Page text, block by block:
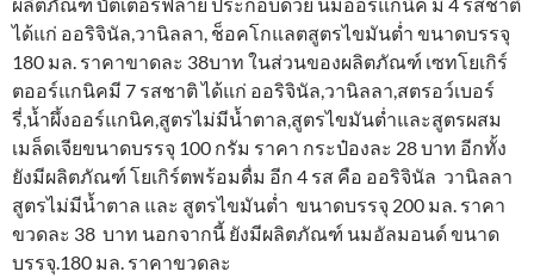
ผลิตภัณฑ์ บัตเตอร์ฟลาย ประกอบด้วย นมออร์แกนิค มี 4 รสชาติ
ได้แก่ ออริจินัล,วานิลลา, ช็อคโกแลตสูตรไขมันต่ำ ขนาดบรรจุ
180 มล. ราคาขาดละ 38บาท ในส่วนของผลิตภัณฑ์ เซทโยเกิร์
ตออร์แกนิคมี 7 รสชาติ ได้แก่ ออริจินัล,วานิลลา,สตรอว์เบอร์
รี่,น้ำผึ้งออร์แกนิค,สูตรไม่มีน้ำตาล,สูตรไขมันต่ำและสูตรผสม
เมล็ดเจียขนาดบรรจุ 100 กรัม ราคา กระป๋องละ 28 บาท อีกทั้ง
ยังมีผลิตภัณฑ์ โยเกิร์ตพร้อมดื่ม อีก 4 รส คือ ออริจินัล วานิลลา
สูตรไม่มีน้ำตาล และ สูตรไขมันต่ำ ขนาดบรรจุ 200 มล. ราคา
ขวดละ 38 บาท นอกจากนี้ ยังมีผลิตภัณฑ์ นมอัลมอนด์ ขนาด
บรรจุ.180 มล. ราคาขวดละ